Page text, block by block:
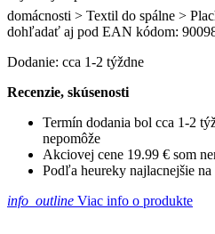
domácnosti > Textil do spálne >
dohľadať aj pod EAN kódom:
Dodanie: cca 1-2 týždne
Recenzie, skúsenosti
Termín dodania bol cca 1-2
nepomôže
Akciovej cene 19.99 € som
Podľa heureky najlacnejšie
info_outline Viac info o produkte